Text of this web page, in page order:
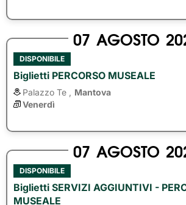
07 AGOSTO
DISPONIBILE
Biglietti PERCORSO MUSEALE
Palazzo Te ,
Mantova
Venerdì
07 AGOSTO
DISPONIBILE
Biglietti SERVIZI AGGIUNTIVI -
MUSEALE